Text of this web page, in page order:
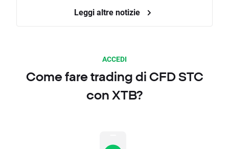
Leggi altre notizie
ACCEDI
Come fare trading di CFD STC
con XTB?